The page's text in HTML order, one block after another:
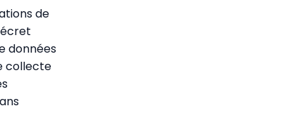
de
données
collecte